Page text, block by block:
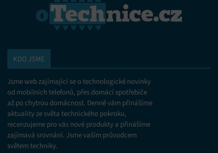
KDO JSME
Jsme web zajímající se o technologické novinky
od mobilních telefonů, přes domácí spotřebiče
až po chytrou domácnost. Denně vám přinášíme
aktuality ze světa technického pokroku,
recenzujeme pro vás nové produkty a přinášíme
zajímavá srovnání. Jsme vaším průvodcem
světem techniky.